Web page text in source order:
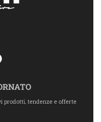
prodotti, tendenze e offerte